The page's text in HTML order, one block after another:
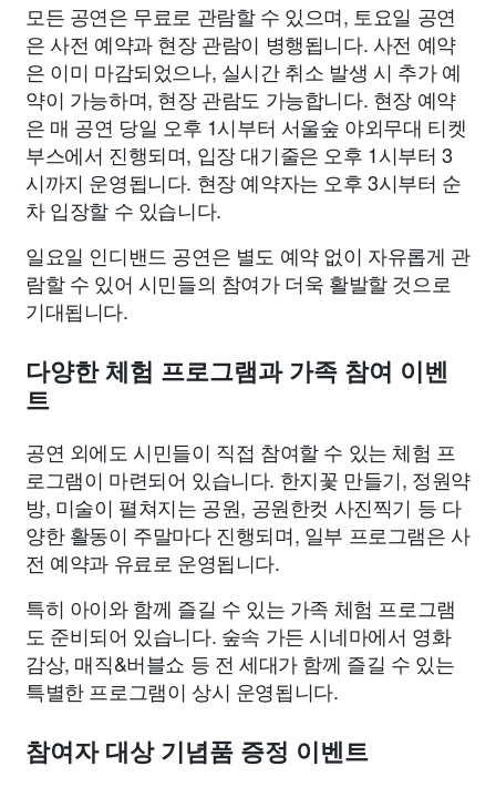
모든 공연은 무료로 관람할 수 있으며, 토요일 공연
은 사전 예약과 현장 관람이 병행됩니다. 사전 예약
은 이미 마감되었으나, 실시간 취소 발생 시 추가 예
약이 가능하며, 현장 관람도 가능합니다. 현장 예약
은 매 공연 당일 오후 1시부터 서울숲 야외무대 티켓
부스에서 진행되며, 입장 대기줄은 오후 1시부터 3
시까지 운영됩니다. 현장 예약자는 오후 3시부터 순
차 입장할 수 있습니다.
일요일 인디밴드 공연은 별도 예약 없이 자유롭게 관
람할 수 있어 시민들의 참여가 더욱 활발할 것으로
기대됩니다.
다양한 체험 프로그램과 가족 참여 이벤
트
공연 외에도 시민들이 직접 참여할 수 있는 체험 프
로그램이 마련되어 있습니다. 한지꽃 만들기, 정원약
방, 미술이 펼쳐지는 공원, 공원한컷 사진찍기 등 다
양한 활동이 주말마다 진행되며, 일부 프로그램은 사
전 예약과 유료로 운영됩니다.
특히 아이와 함께 즐길 수 있는 가족 체험 프로그램
도 준비되어 있습니다. 숲속 가든 시네마에서 영화
감상, 매직&버블쇼 등 전 세대가 함께 즐길 수 있는
특별한 프로그램이 상시 운영됩니다.
참여자 대상 기념품 증정 이벤트